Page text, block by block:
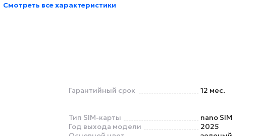
Смотреть все характеристики
Гарантийный срок
12 мес.
Тип SIM-карты
nano SIM
Год выхода модели
2025